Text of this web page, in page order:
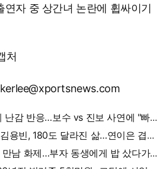
연자 중 상간녀 논란에 휩싸이기
처